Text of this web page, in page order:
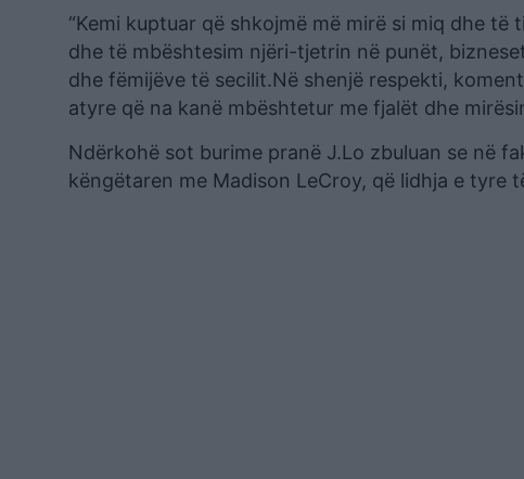
“Kemi kuptuar që shkojmë më mirë si miq dhe
dhe të mbështesim njëri-tjetrin në punët,
dhe fëmijëve të secilit.Në shenjë respekti,
atyre që na kanë mbështetur me fjalët dhe
Ndërkohë sot burime pranë J.Lo zbuluan se në
këngëtaren me Madison LeCroy, që lidhja e tyre